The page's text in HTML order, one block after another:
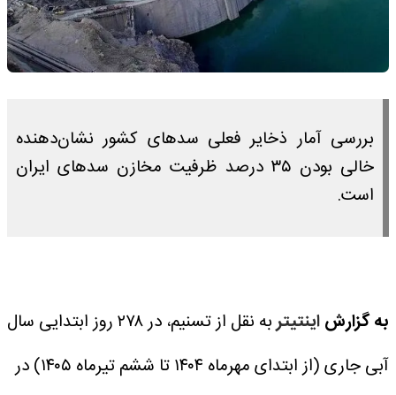
بررسی آمار ذخایر فعلی سدهای کشور نشان‌دهنده
خالی بودن ۳۵ درصد ظرفیت مخازن سدهای ایران
است.
به گزارشاینتیتر
به نقل از تسنیم، در ۲۷۸ روز ابتدایی سال
آبی جاری (از ابتدای مهرماه ۱۴۰۴ تا ششم تیرماه ۱۴۰۵) در